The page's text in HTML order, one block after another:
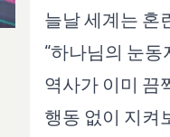
늘날 세계는 혼
“하나님의 눈
역사가 이미 끔
행동 없이 지켜